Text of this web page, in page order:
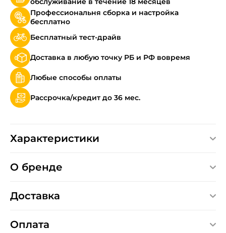
Профессиональня сборка и настройка
бесплатно
Бесплатный тест-драйв
Доставка в любую точку РБ и РФ вовремя
Любые способы оплаты
Рассрочка/кредит до 36 мес.
Характеристики
О бренде
Доставка
Оплата